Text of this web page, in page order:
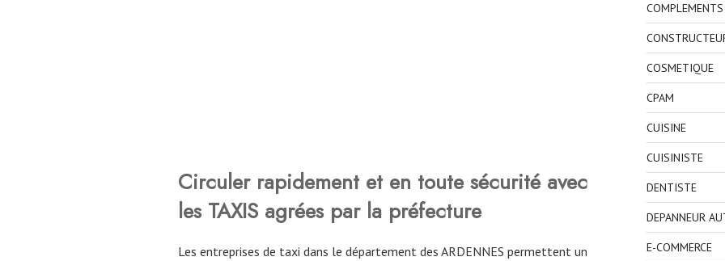
Circuler rapidement et en toute sécurité avec
les TAXIS agrées par la préfecture
Les entreprises de taxi dans le département des ARDENNES permettent un
COSMETIQUE
CPAM
CUISINE
CUISINISTE
DENTISTE
DEPANNEUR
E-COMMERCE